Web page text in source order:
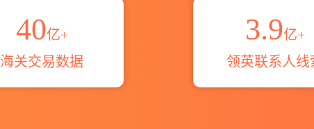
40亿+
海关交易数据
3.9亿+
领英联系人线